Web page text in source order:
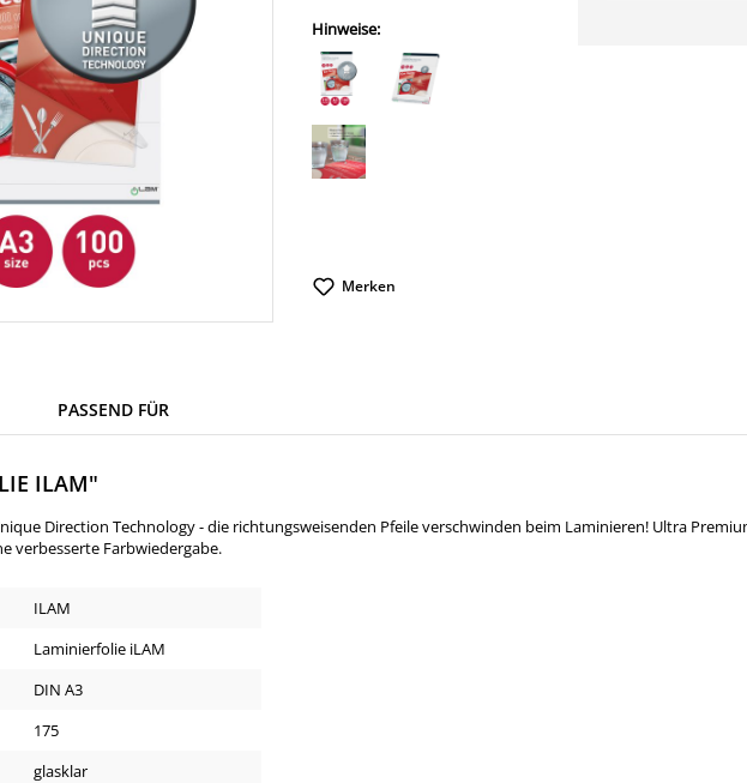
Hinweise:
Merken
PASSEND FÜR
ILAM"
Direction Technology - die richtungsweisenden Pfeile verschwinden beim Laminieren! Ultra
verbesserte Farbwiedergabe.
ILAM
Laminierfolie iLAM
DIN A3
175
glasklar